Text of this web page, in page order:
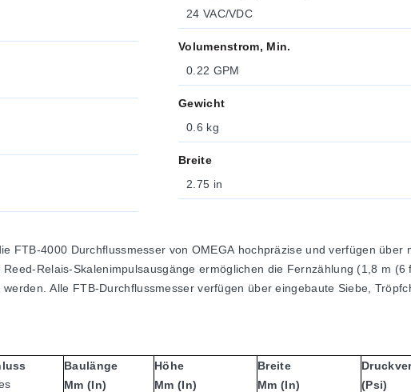
24 VAC/VDC
Volumenstrom, Min.
0.22 GPM
Gewicht
0.6 kg
Breite
2.75 in
FTB-4000 Durchflussmesser von OMEGA hochpräzise und verfügen
Relais-Skalenimpulsausgänge ermöglichen die Fernzählung (1,8 m
Alle FTB-Durchflussmesser verfügen über eingebaute Siebe,
Baulänge
Mm (in)
Höhe
Mm (in)
Breite
Mm (in)
(psi)